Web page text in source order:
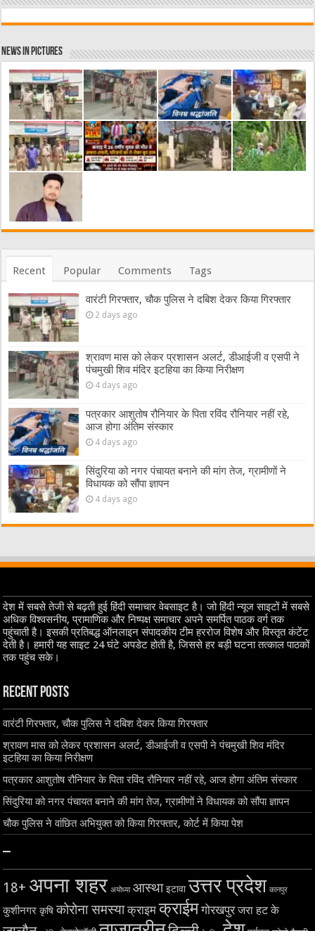
News in Pictures
Recent Popular Comments Tags
वारंटी गिरफ्तार, चौक पुलिस ने दबिश देकर किया गिरफ्तार
2 days ago
श्रावण मास को लेकर प्रशासन अलर्ट, डीआईजी व एसपी ने
पंचमुखी शिव मंदिर इटहिया का किया निरीक्षण
4 days ago
पत्रकार आशुतोष रौनियार के पिता रविंद रौनियार नहीं रहे,
आज होगा अंतिम संस्कार
4 days ago
सिंदुरिया को नगर पंचायत बनाने की मांग तेज, ग्रामीणों ने
विधायक को सौंपा ज्ञापन
4 days ago
देश में सबसे तेजी से बढ़ती हुई हिंदी समाचार वेबसाइट है। जो हिंदी न्यूज साइटों में सबसे
अधिक विश्वसनीय, प्रामाणिक और निष्पक्ष समाचार अपने समर्पित पाठक वर्ग तक
पहुंचाती है। इसकी प्रतिबद्ध ऑनलाइन संपादकीय टीम हररोज विशेष और विस्तृत कंटेंट
देती है। हमारी यह साइट 24 घंटे अपडेट होती है, जिससे हर बड़ी घटना तत्काल पाठकों
तक पहुंच सके।
Recent Posts
वारंटी गिरफ्तार, चौक पुलिस ने दबिश देकर किया गिरफ्तार
श्रावण मास को लेकर प्रशासन अलर्ट, डीआईजी व एसपी ने पंचमुखी शिव मंदिर
इटहिया का किया निरीक्षण
पत्रकार आशुतोष रौनियार के पिता रविंद रौनियार नहीं रहे, आज होगा अंतिम संस्कार
सिंदुरिया को नगर पंचायत बनाने की मांग तेज, ग्रामीणों ने विधायक को सौंपा ज्ञापन
चौक पुलिस ने वांछित अभियुक्त को किया गिरफ्तार, कोर्ट में किया पेश
–
18+ अपना शहर अयोध्या आस्था इटावा उत्तर प्रदेश कानपुर
कुशीनगर कृषि कोरोना समस्या क्राइम क्राईम गोरखपुर जरा हट के